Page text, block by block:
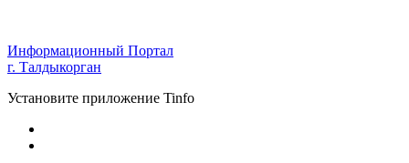
Информационный Портал
г. Талдыкорган
Установите приложение Tinfo